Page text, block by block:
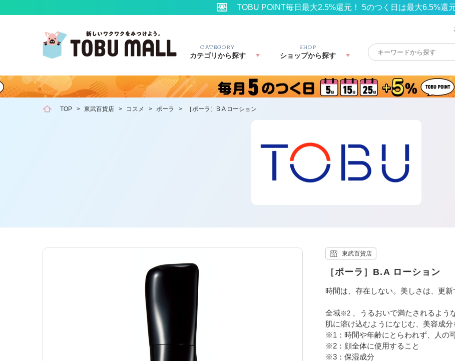
TOBU POINT毎日最大2.5%還元！ 5のつく日は最大6.5%還
CATEGORY
カテゴリから探す
SHOP
ショップから探す
TOP > 東武百貨店 > コスメ > ポーラ > ［ポーラ］B.A ローション
［ポーラ］B.A ローション
東武百貨店
時間は、存在しない。美しさは、更新
全域※2
、うるおいで満たされるよう
肌に溶け込むようになじむ、美容成分
※1：時間や年齢にとらわれず、人の
※2：顔全体に使用すること
※3：保湿成分